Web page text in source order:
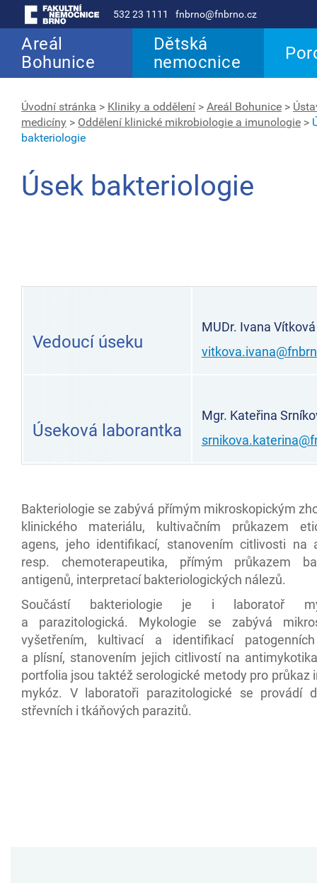
532 23 1111 fnbrno@fnbrno.cz
Areál
Bohunice
Dětská
nemocnice
Úvodní stránka > Kliniky a oddělení > Areál Bohunice >
medicíny > Oddělení klinické mikrobiologie a imunologie >
bakteriologie
Úsek bakteriologie
Vedoucí úseku
MUDr. Ivana Vítková
Úseková laborantka
Mgr. Kateřina
Bakteriologie se zabývá přímým mikroskopickým
klinického materiálu, kultivačním průkazem
agens, jeho identifikací, stanovením citlivosti na
resp. chemoterapeutika, přímým průkazem
antigenů, interpretací bakteriologických nálezů.
Součástí bakteriologie je i laboratoř
a parazitologická. Mykologie se zabývá
vyšetřením, kultivací a identifikací
a plísní, stanovením jejich citlivostí na
portfolia jsou taktéž serologické metody pro průkaz
mykóz. V laboratoři parazitologické se provádí
střevních i tkáňových parazitů.